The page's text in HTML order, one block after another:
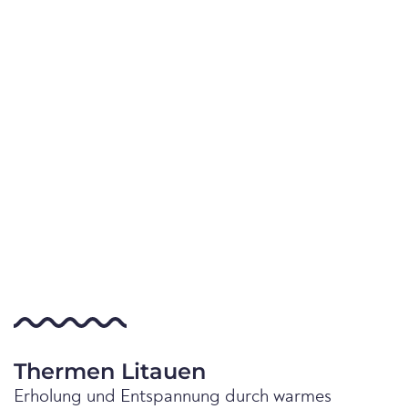
Thermen Litauen
Erholung und Entspannung durch warmes